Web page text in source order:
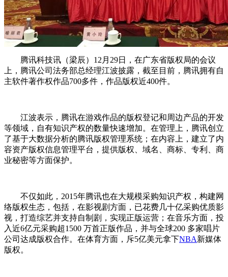
腾讯科技讯（梁辰）12月29日，在广东省版权局的会议
上，腾讯公司法务部总经理江波披露，截至目前，腾讯拥有自
主软件著作权作品700多件，作品版权近400件。
江波表示，腾讯在游戏作品的版权登记和周边产品的开发
等领域，自有知识产权的数量快速增加。在管理上，腾讯创立
了基于大数据分析的腾讯版权管理系统；在内容上，建立了内
容资产版权信息管理平台，提供版权、域名、商标、专利、商
业秘密等方面保护。
不仅如此，2015年腾讯也在大规模采购知识产权，构建网
络版权生态，包括，在影视剧方面，已花费几十亿采购优质影
视，打造综艺并支持自制剧，实现正版运营；在音乐方面，投
入近6亿元采购超1500 万首正版作品，并与全球200 多家唱片
公司达成版权合作。在体育方面，斥5亿美元拿下NBA新媒体
版权。